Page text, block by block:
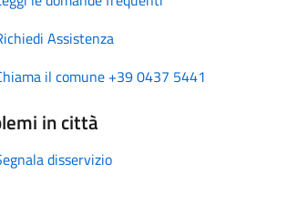
Assistenza
il comune +39 0437 5441
in città
disservizio